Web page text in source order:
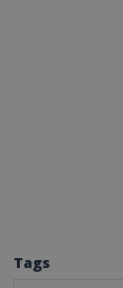
Tags